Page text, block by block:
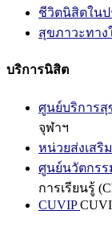
ชีวิตนิสิตในป
สุขภาวะทาง
บริการนิสิต
ศูนย์บริการ
จุฬาฯ
หน่วยส่งเสริ
ศูนย์นวัตกรร
การเรียนรู้
CUVIP